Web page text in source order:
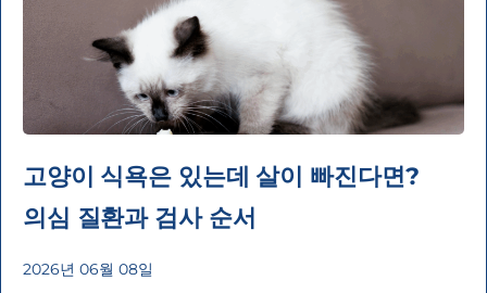
고양이 식욕은 있는데 살이 빠진다면?
의심 질환과 검사 순서
2026년 06월 08일